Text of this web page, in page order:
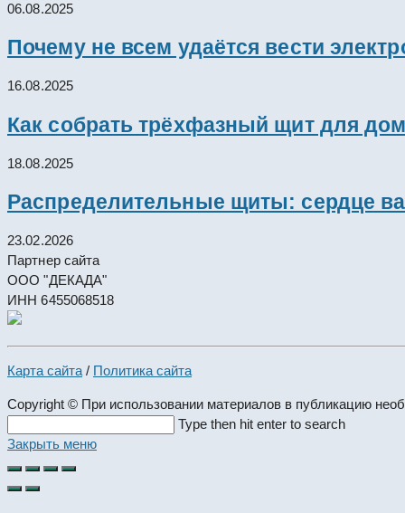
06.08.2025
Почему не всем удаётся вести
16.08.2025
Как собрать трёхфазный щит для
18.08.2025
Распределительные щиты: сердце
23.02.2026
Партнер сайта
ООО "ДЕКАДА"
ИНН 6455068518
Карта сайта / Политика сайта
Copyright © При использовании материалов в публикацию
this
website
Type then hit enter to search
Закрыть меню